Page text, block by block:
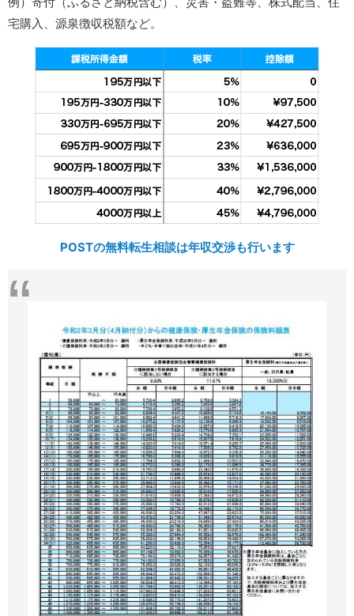
宅購入、源泉徴収税額など。
POSTの無料転生相談は年収交渉も行います